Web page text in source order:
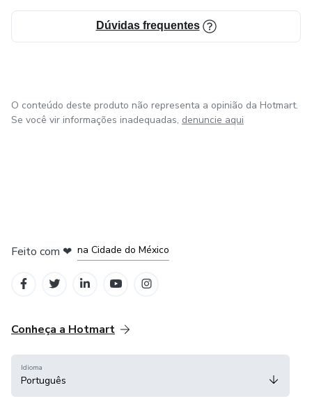
Dúvidas frequentes
O conteúdo deste produto não representa a opinião da Hotmart.
Se você vir informações inadequadas, denuncie aqui
Feito com ❤ na Cidade do México
Conheça a Hotmart
Idioma
Português